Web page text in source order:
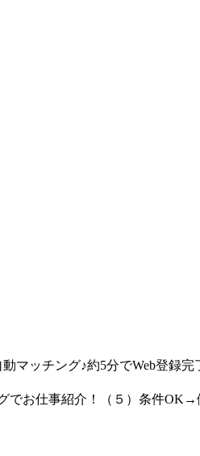
マッチング♪約5分でWeb登録完
でお仕事紹介！（５）条件